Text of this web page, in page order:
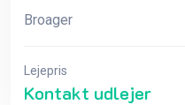
Broager
Lejepris
Kontakt udlejer